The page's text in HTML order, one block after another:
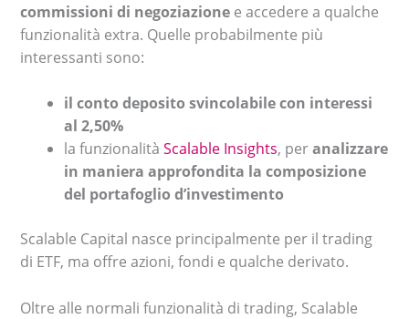
commissioni di negoziazione e accedere a qualche
funzionalità extra. Quelle probabilmente più
interessanti sono:
il conto deposito svincolabile con interessi
al 2,50%
la funzionalitàScalable Insights, peranalizzare
in maniera approfondita la composizione
del portafoglio d’investimento
Scalable Capital nasce principalmente per il trading
di ETF, ma offre azioni, fondi e qualche derivato.
Oltre alle normali funzionalità di trading, Scalable